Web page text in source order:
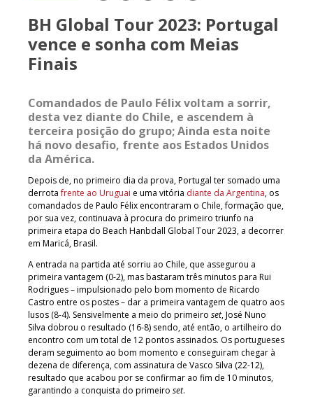
BH Global Tour 2023: Portugal
vence e sonha com Meias
Finais
Comandados de Paulo Félix voltam a sorrir,
desta vez diante do Chile, e ascendem à
terceira posição do grupo; Ainda esta noite
há novo desafio, frente aos Estados Unidos
da América.
Depois de, no primeiro dia da prova, Portugal ter somado uma
derrotafrente ao Uruguai e uma vitória diante da Argentina, os
comandados de Paulo Félix encontraram o Chile, formação que,
por sua vez, continuava à procura do primeiro triunfo na
primeira etapa do Beach Hanbdall Global Tour 2023, a decorrer
em Maricá, Brasil.
A entrada na partida até sorriu ao Chile, que assegurou a
primeira vantagem (0-2), mas bastaram três minutos para Rui
Rodrigues – impulsionado pelo bom momento de Ricardo
Castro entre os postes – dar a primeira vantagem de quatro aos
lusos (8-4). Sensivelmente a meio do primeiro set, José Nuno
Silva dobrou o resultado (16-8) sendo, até então, o artilheiro do
encontro com um total de 12 pontos assinados. Os portugueses
deram seguimento ao bom momento e conseguiram chegar à
dezena de diferença, com assinatura de Vasco Silva (22-12),
resultado que acabou por se confirmar ao fim de 10 minutos,
garantindo a conquista do primeiro set.